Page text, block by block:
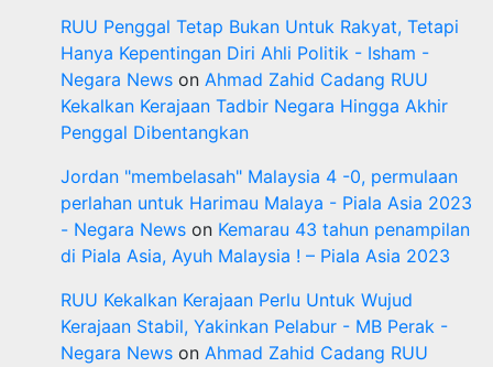
RUU Penggal Tetap Bukan Untuk Rakyat, Tetapi
Hanya Kepentingan Diri Ahli Politik - Isham -
Negara News on Ahmad Zahid Cadang RUU
Kekalkan Kerajaan Tadbir Negara Hingga Akhir
Penggal Dibentangkan
Jordan "membelasah" Malaysia 4 -0, permulaan
perlahan untuk Harimau Malaya - Piala Asia 2023
- Negara News on Kemarau 43 tahun penampilan
di Piala Asia, Ayuh Malaysia ! – Piala Asia 2023
RUU Kekalkan Kerajaan Perlu Untuk Wujud
Kerajaan Stabil, Yakinkan Pelabur - MB Perak -
Negara News on Ahmad Zahid Cadang RUU